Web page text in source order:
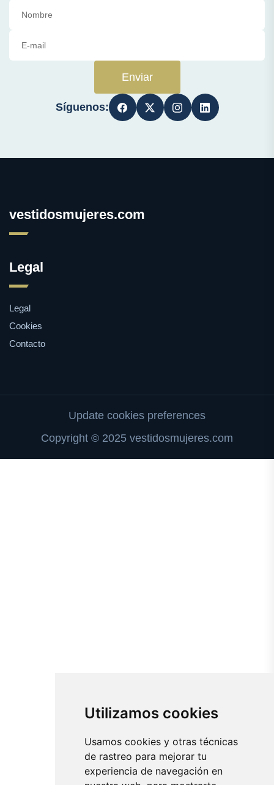
Utilizamos cookies
Usamos cookies y otras técnicas
de rastreo para mejorar tu
experiencia de navegación en
Enviar
Síguenos:
vestidosmujeres.com
Legal
Legal
Cookies
Contacto
Update cookies preferences
Copyright © 2025 vestidosmujeres.com